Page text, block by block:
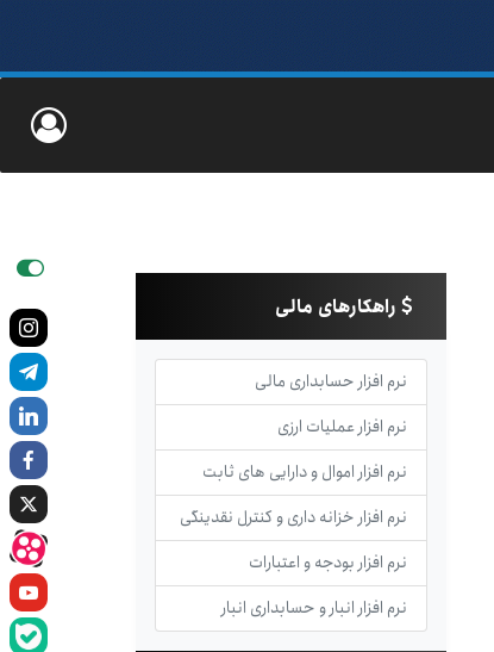
راهکارهای مالی
نرم افزار حسابداری مالی
نرم افزار عملیات ارزی
نرم افزار اموال و دارایی های ثابت
نرم افزار خزانه داری و کنترل نقدینگی
نرم افزار بودجه و اعتبارات
نرم افزار انبار و حسابداری انبار